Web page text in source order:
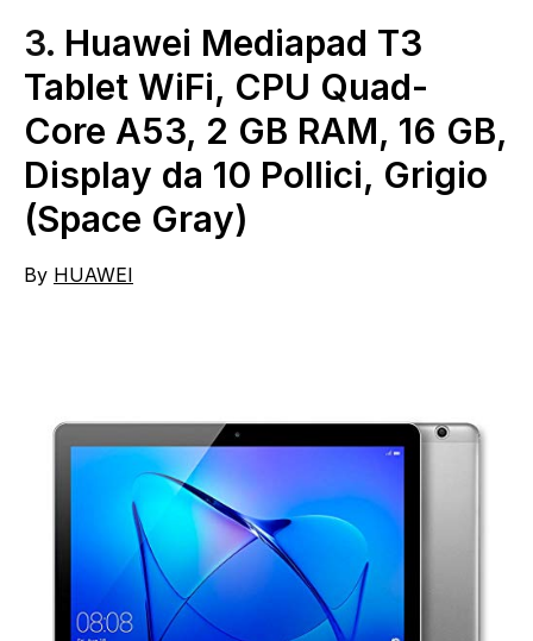
3. Huawei Mediapad T3
Tablet WiFi, CPU Quad-
Core A53, 2 GB RAM, 16 GB,
Display da 10 Pollici, Grigio
(Space Gray)
By HUAWEI